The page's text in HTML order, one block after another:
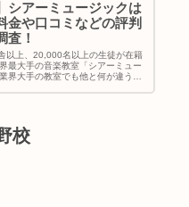
シアーミュージックは
金や口コミなどの評判
査！
以上、20,000名以上の生徒が在籍
最大手の音楽教室「シアーミュー
界大手の教室でも他と何が違う
校